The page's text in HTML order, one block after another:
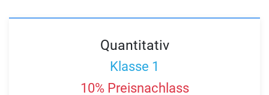
Quantitativ
Klasse 1
10% Preisnachlass